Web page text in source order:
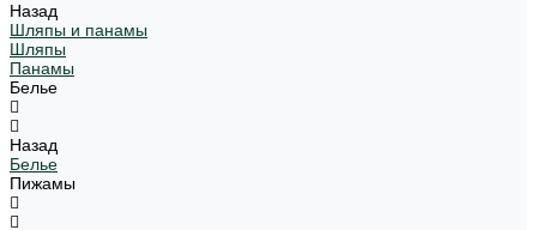
Назад
Шляпы и панамы
Шляпы
Панамы
Белье
Назад
Белье
Пижамы